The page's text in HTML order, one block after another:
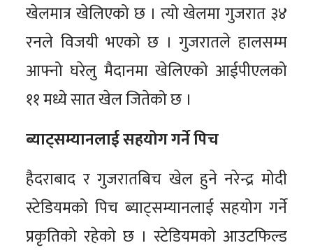
खेलमात्र खेलिएको छ । त्यो खेलमा गुजरात ३४
रनले विजयी भएको छ । गुजरातले हालसम्म
आफ्नो घरेलु मैदानमा खेलिएको आईपीएलको
११ मध्ये सात खेल जितेको छ ।
ब्याट्सम्यानलाई सहयोग गर्ने पिच
हैदराबाद र गुजरातबिच खेल हुने नरेन्द्र मोदी
स्टेडियमको पिच ब्याट्सम्यानलाई सहयोग गर्ने
प्रकृतिको रहेको छ । स्टेडियमको आउटफिल्ड